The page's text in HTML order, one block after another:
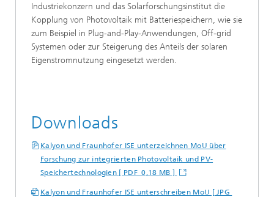
Industriekonzern und das Solarforschungsinstitut die
Kopplung von Photovoltaik mit Batteriespeichern, wie sie
zum Beispiel in Plug-and-Play-Anwendungen, Off-grid
Systemen oder zur Steigerung des Anteils der solaren
Eigenstromnutzung eingesetzt werden.
Downloads
Kalyon und Fraunhofer ISE unterzeichnen MoU über
Forschung zur integrierten Photovoltaik und PV-
Speichertechnologien [ PDF 0,18 MB ]
Kalyon und Fraunhofer ISE unterschreiben MoU [ JPG